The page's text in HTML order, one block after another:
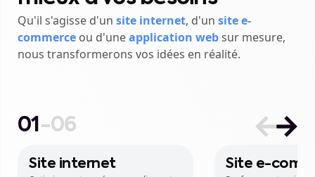
Qu'il s'agisse d'un site internet, d'un site e-
commerce ou d'uneapplication websur mesure,
nous transformerons vos idées en réalité.
01-06
Site internet Site e-